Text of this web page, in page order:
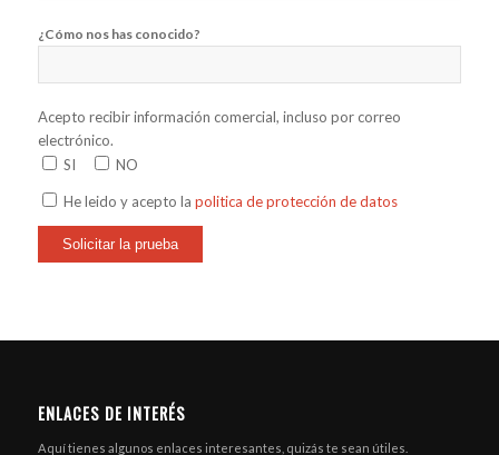
¿Cómo nos has conocido?
Acepto recibir información comercial, incluso por correo
electrónico.
SI
NO
He leido y acepto la politica de protección de datos
ENLACES DE INTERÉS
Aquí tienes algunos enlaces interesantes, quizás te sean útiles.